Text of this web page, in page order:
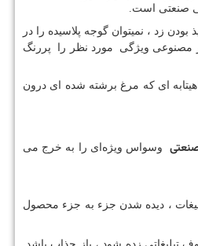
صنعتی است.
زد ، نمیتوان گوجه پلاسیده را در
مصنوعی ویژگی مورد نظر را پررنگ
ای که مرغ برشته شده ای درون
وسواس ویژه‌ای را به خرج می
، دیده شدن جزء به جزء محصول